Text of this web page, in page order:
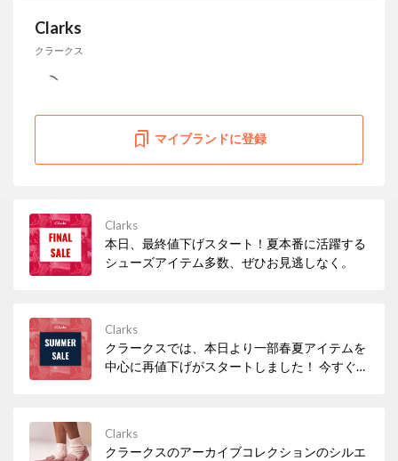
Clarks
クラークス
マイブランドに登録
Clarks
本日、最終値下げスタート！夏本番に活躍する
シューズアイテム多数、ぜひお見逃しなく。
Clarks
クラークスでは、本日より一部春夏アイテムを
中心に再値下げがスタートしました！ 今すぐ履
Clarks
クラークスのアーカイブコレクションのシルエ